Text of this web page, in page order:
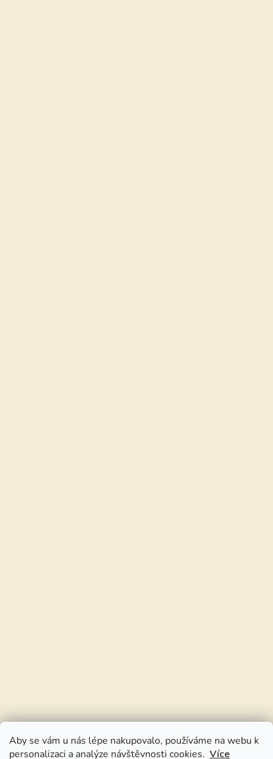
Aby se vám u nás lépe nakupovalo, používáme na webu k
personalizaci a analýze návštěvnosti cookies. Více